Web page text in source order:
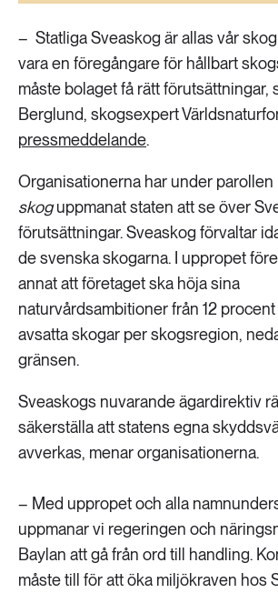
Transport
473 ARTIKLAR
Vatten
– Statliga Sveaskog är allas vår
vara en föregångare för hållbart
måste bolaget få rätt förutsättningar,
Berglund, skogsexpert
pressmeddelande.
Organisationerna har under parollen
skoguppmanat staten att se över
förutsättningar. Sveaskog förvaltar
de svenska skogarna. I uppropet
annat att företaget ska höja sina
naturvårdsambitioner från 12
avsatta skogar per skogsregion,
gränsen.
Sveaskogs nuvarande ägardirektiv
säkerställa att statens egna
avverkas, menar organisationerna.
– Med uppropet och alla
uppmanar vi regeringen och
Baylan att gå från ord till handling.
måste till för att öka miljökraven hos